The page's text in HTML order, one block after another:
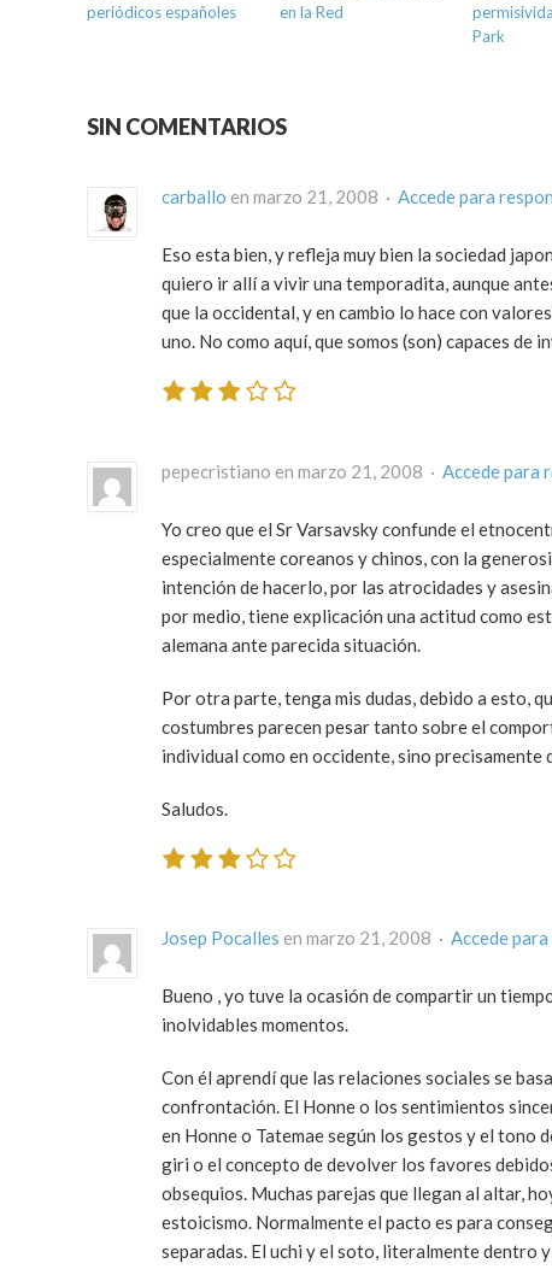
periódicos españoles
en la Red
Park
SIN COMENTARIOS
carballo en marzo 21, 2008 · Accede para
Eso esta bien, y refleja muy bien la sociedad
quiero ir allí a vivir una temporadita, aunque
que la occidental, y en cambio lo hace con
uno. No como aquí, que somos (son) capaces de
pepecristiano en marzo 21, 2008 · Accede para
Yo creo que el Sr Varsavsky confunde el
especialmente coreanos y chinos, con la
intención de hacerlo, por las atrocidades y
por medio, tiene explicación una actitud como
alemana ante parecida situación.
Por otra parte, tenga mis dudas, debido a esto,
costumbres parecen pesar tanto sobre el
individual como en occidente, sino
Saludos.
Josep Pocalles en marzo 21, 2008 · Accede
Bueno , yo tuve la ocasión de compartir un
inolvidables momentos.
Con él aprendí que las relaciones sociales se
confrontación. El Honne o los sentimientos
en Honne o Tatemae según los gestos y el tono
giri o el concepto de devolver los favores
obsequios. Muchas parejas que llegan al altar,
estoicismo. Normalmente el pacto es para
separadas. El uchi y el soto, literalmente dentro